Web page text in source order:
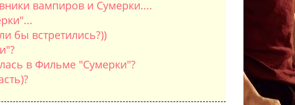
вампиров и Сумерки....
бы встретились?))
в Фильме "Сумерки"?